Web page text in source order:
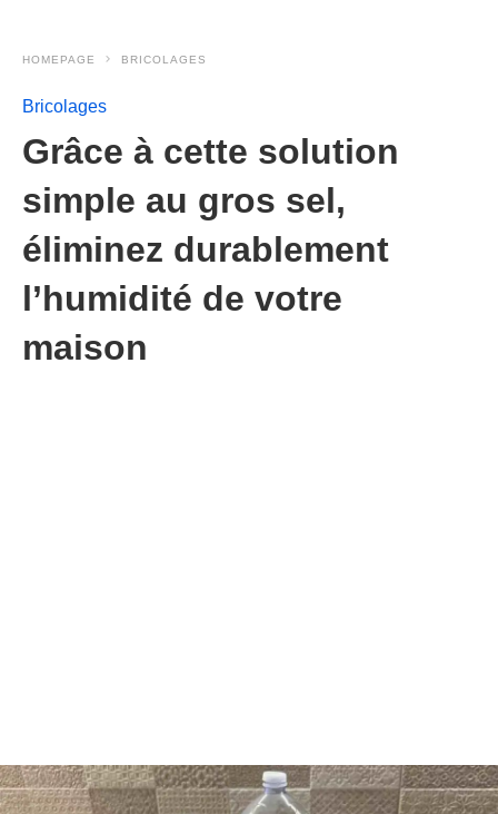
HOMEPAGE BRICOLAGES
Bricolages
Grâce à cette solution
simple au gros sel,
éliminez durablement
l’humidité de votre
maison